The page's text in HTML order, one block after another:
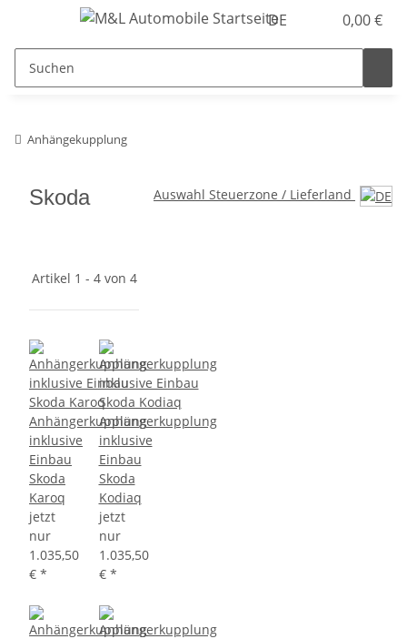
DE 0,00 €
Anhängekupplung
Auswahl Steuerzone / Lieferland
Skoda
Artikel 1 - 4 von 4
Anhängerkupplung
inklusive
Einbau
Skoda
Karoq
jetzt
nur
1.035,50
€ *
Anhängerkupplung
inklusive
Einbau
Skoda
Kodiaq
jetzt
nur
1.035,50
€ *